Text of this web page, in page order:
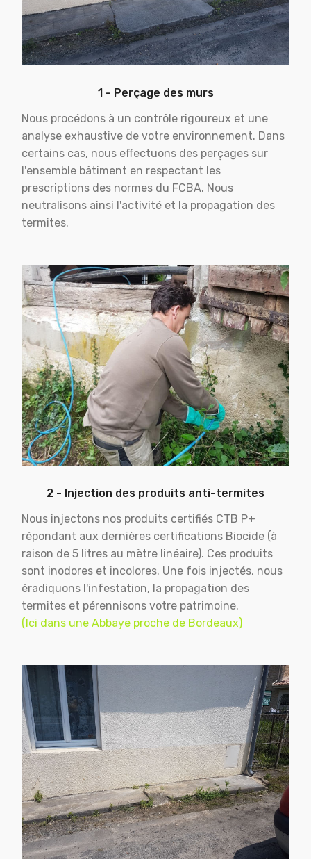
1 - Perçage des murs
Nous procédons à un contrôle rigoureux et une
analyse exhaustive de votre environnement. Dans
certains cas, nous effectuons des perçages sur
l'ensemble bâtiment en respectant les
prescriptions des normes du FCBA. Nous
neutralisons ainsi l'activité et la propagation des
termites.
2 - Injection des produits anti-termites
Nous injectons nos produits certifiés CTB P+
répondant aux dernières certifications Biocide (à
raison de 5 litres au mètre linéaire). Ces produits
sont inodores et incolores. Une fois injectés, nous
éradiquons l'infestation, la propagation des
termites et pérennisons votre patrimoine.
(Ici dans une Abbaye proche de Bordeaux)